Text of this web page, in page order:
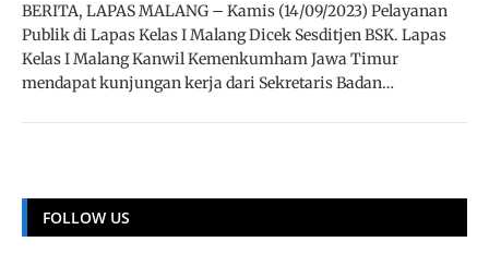
BERITA, LAPAS MALANG – Kamis (14/09/2023) Pelayanan
Publik di Lapas Kelas I Malang Dicek Sesditjen BSK. Lapas
Kelas I Malang Kanwil Kemenkumham Jawa Timur
mendapat kunjungan kerja dari Sekretaris Badan…
FOLLOW US